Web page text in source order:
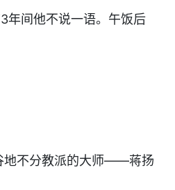
年间他不说一语。午饭后
不分教派的大师——蒋扬